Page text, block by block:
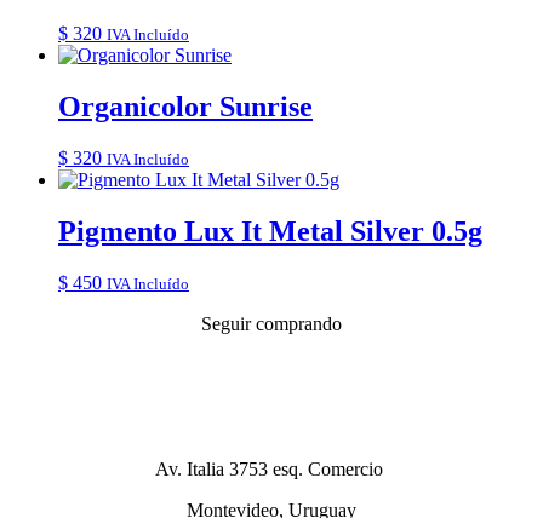
$ 320 IVA Incluído
Organicolor Sunrise
$ 320 IVA Incluído
Pigmento Lux It Metal Silver 0.5g
$ 450 IVA Incluído
Seguir comprando
Av. Italia 3753 esq. Comercio
Montevideo, Uruguay